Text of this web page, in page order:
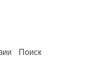
Поиск